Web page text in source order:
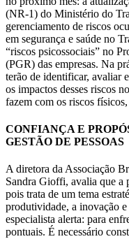
(NR-1) do Ministério do
gerenciamento de riscos
em segurança e saúde no
“riscos psicossociais” no
(PGR) das empresas. Na
terão de identificar, avaliar
os impactos desses riscos
fazem com os riscos
CONFIANÇA E
GESTÃO DE PESSOAS
A diretora da Associação
Sandra Gioffi, avalia que a
pois trata de um tema
produtividade, a inovação
especialista alerta: para
pontuais. É necessário